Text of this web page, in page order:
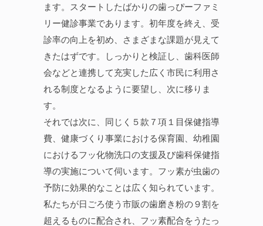
ます。スタートしたばかりの歯っぴーファミ
リー健診事業であります。初年度を終え、受
診率の向上を初め、さまざまな課題が見えて
きたはずです。しっかりと検証し、歯科医師
会などと連携して充実した広く市民に利用さ
れる制度となるように要望し、次に移りま
す。
それでは次に、同じく５款７項１目保健指導
費、健康づくり事業における保育園、幼稚園
におけるフッ化物洗口の支援及び歯科保健指
導の実施について伺います。フッ素が虫歯の
予防に効果的なことは広く知られています。
私たちが日ごろ使う市販の歯磨き粉の９割を
超えるものに配合され、フッ素配合をうたっ